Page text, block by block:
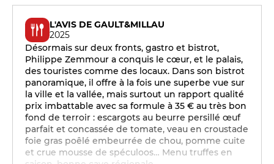
L'AVIS DE GAULT&MILLAU
2025
Désormais sur deux fronts, gastro et bistrot,
Philippe Zemmour a conquis le cœur, et le palais,
des touristes comme des locaux. Dans son bistrot
panoramique, il offre à la fois une superbe vue sur
la ville et la vallée, mais surtout un rapport qualité
prix imbattable avec sa formule à 35 € au très bon
fond de terroir : escargots au beurre persillé œuf
parfait et concassée de tomate, veau en croustade
foie gras poêlé embeurrée de chou, pomme cuite
et crue mousse de spéculoos… Menu truffes en